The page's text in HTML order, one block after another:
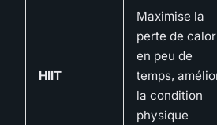
HIIT
Maximise la
perte de
en peu de
temps,
la condition
physique